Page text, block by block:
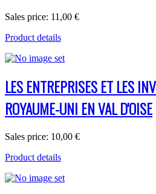
Sales price: 11,00 €
Product details
LES ENTREPRISES ET LES
ROYAUME-UNI EN VAL D'OISE
Sales price: 10,00 €
Product details